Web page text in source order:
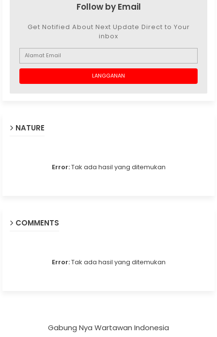
Follow by Email
Get Notified About Next Update Direct to Your
inbox
NATURE
Error:Tak ada hasil yang ditemukan
COMMENTS
Error:Tak ada hasil yang ditemukan
Gabung Nya Wartawan Indonesia